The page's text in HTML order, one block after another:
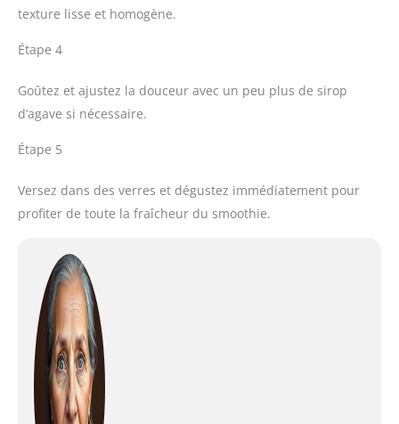
texture lisse et homogène.
Étape 4
Goûtez et ajustez la douceur avec un peu plus de sirop
d’agave si nécessaire.
Étape 5
Versez dans des verres et dégustez immédiatement pour
profiter de toute la fraîcheur du smoothie.